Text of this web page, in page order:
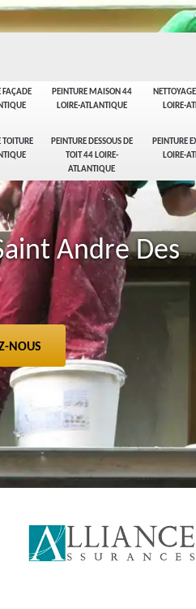
FAÇADE
PEINTURE MAISON 44
LOIRE-ATLANTIQUE
LOIRE-
TOITURE
PEINTURE DESSOUS DE
TOIT 44 LOIRE-
ATLANTIQUE
PEINTURE
LOIRE-
Andre Des
NOUS